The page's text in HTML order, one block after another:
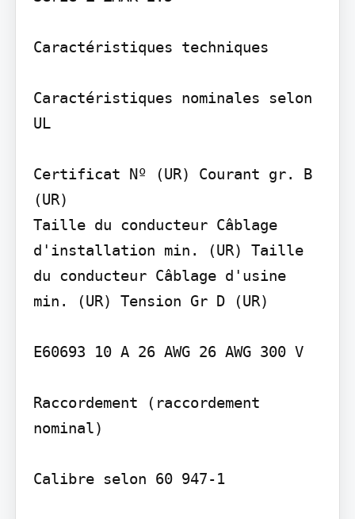
Caractéristiques techniques
Caractéristiques nominales selon
UL
Certificat Nº (UR) Courant gr. B
(UR)
Taille du conducteur Câblage
d'installation min. (UR) Taille
du conducteur Câblage d'usine
min. (UR) Tension Gr D (UR)
E60693 10 A 26 AWG 26 AWG 300 V
Raccordement (raccordement
nominal)
Calibre selon 60 947-1